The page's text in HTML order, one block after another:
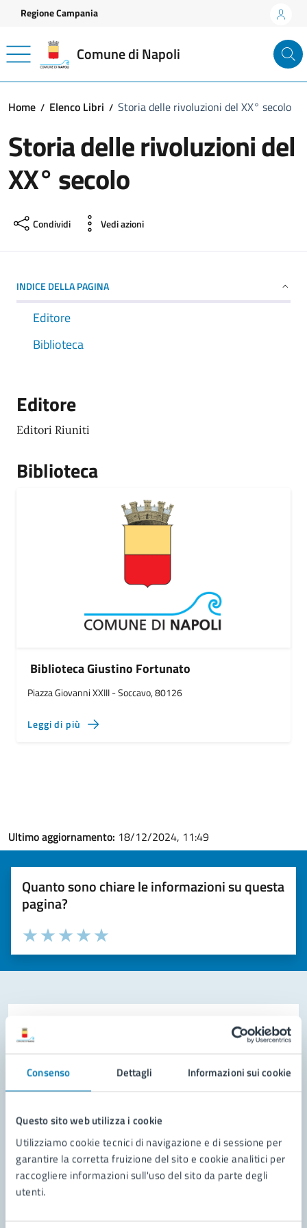
Consenso Dettagli Informazioni sui cookie
Questo sito web utilizza i cookie
Utilizziamo cookie tecnici di navigazione e di sessione per
garantire la corretta fruizione del sito e cookie analitici per
raccogliere informazioni sull'uso del sito da parte degli
utenti.
Vai ai contenuti
Vai al footer
Regione Campania
Comune di Napoli
Home Elenco Libri Storia delle rivoluzioni del XX° secolo
Storia delle rivoluzioni del
XX° secolo
Condividi Vedi azioni
INDICE DELLA PAGINA
Editore
Biblioteca
Editore
Editori Riuniti
Biblioteca
Biblioteca Giustino Fortunato
Piazza Giovanni XXIII - Soccavo, 80126
Leggi di più
Ultimo aggiornamento: 18/12/2024, 11:49
Quanto sono chiare le informazioni su questa
pagina?
Valuta la chiarezza delle informazioni (da 1 a 5 stelle)
Seleziona il numero di stelle per valutare la chiarezza delle
Valuta 5 stelle su 5
Valuta 4 stelle su 5
Valuta 3 stelle su 5
Valuta 2 stelle su 5
Valuta 1 stelle su 5
Contatta il comune
Prenota appuntamento
Problemi in città
Segnala disservizio